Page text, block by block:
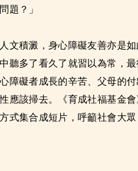
題？」
文積澱，身心障礙友善亦是
聽多了看久了就習以為常，
障礙者成長的辛苦、父母的
應該掃去。《育成社福基金
式集合成短片，呼籲社會大